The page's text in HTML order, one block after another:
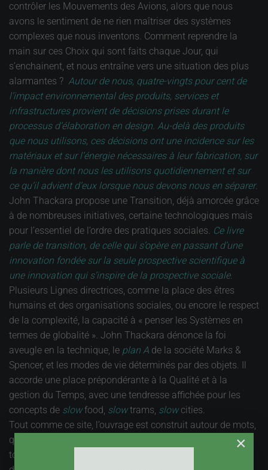
contrôler les Mouvements des Avions, alors que nous
avons le sentiment de ne rien maîtriser des systèmes
complexes que nous inventons. Comment reprendre la
main sur ces Choix qui sont faits chaque Jour, qui
s’enchainent, et nous entraîne vers une situation des plus
alarmantes ? Autour de nous, quatre-vingts pour cent de
l’impact environnemental des produits, services et
infrastructures provient de décisions prises durant le
processus d’élaboration en design. Au-delà des produits
que nous utilisons, ces décisions ont une incidence sur les
matériaux et sur l’énergie nécessaires à leur fabrication, sur
la manière dont nous les utilisons quotidiennement et sur
ce qu’il advient d’eux lorsque nous devons nous en séparer.
John Thackara propose une Transition, déjà amorcée grâce
à de nombreuses initiatives, certaine technologiques mais
pour l’essentiel de l’ordre des pratiques sociales. Ce livre
parle de transition, de celle qui s’opère en passant d’une
innovation fondée sur la seule prospective scientifique à
une innovation qui s’inspire de la prospective sociale.
Plusieurs Lignes directrices, comme la place des êtres
humains et des organisations sociales, ou encore le respect
de la complexité, la capacité à « penser les Systèmes en
termes de globalité ». John Thackara dénonce la foi
aveugle en la technique, le plan A de la société Marks &
Spencer, et les modes de vie déterminés par des objets. Il
accorde une place prépondérante à la Qualité et à la
gestion du Temps, avec une tendresse affichée pour les
concepts de slowfood, slowtrams, slowcities.
Tout comme ce site, l’ouvrage est construit autour de mots,
quatorze en l’occurrence, autant d’occasions de faire un
tour rapide mais percutant d’un domaine ou d’un concept :
×